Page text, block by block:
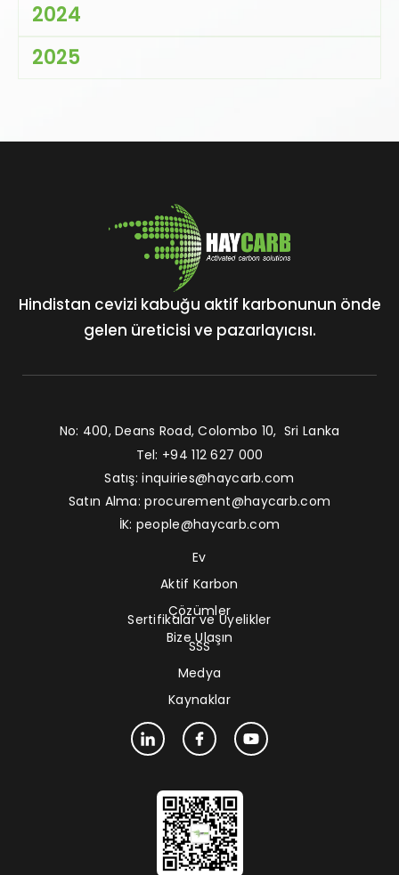
2024
2025
Hindistan cevizi kabuğu aktif karbonunun önde
gelen üreticisi ve pazarlayıcısı.
No: 400, Deans Road, Colombo 10, Sri Lanka
Tel: +94 112 627 000
Satış:inquiries@haycarb.com
Satın Alma:procurement@haycarb.com
İK: people@haycarb.com
Ev
Aktif Karbon
Çözümler
Bize Ulaşın
Sertifikalar ve Üyelikler
SSS
Medya
Kaynaklar